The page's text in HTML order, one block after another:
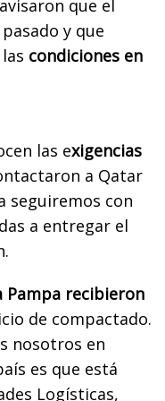
que el
y que
condiciones en
las exigencias
a Qatar
seguiremos con
a entregar el
Pampa recibieron
de compactado.
nosotros en
es que está
Logísticas,